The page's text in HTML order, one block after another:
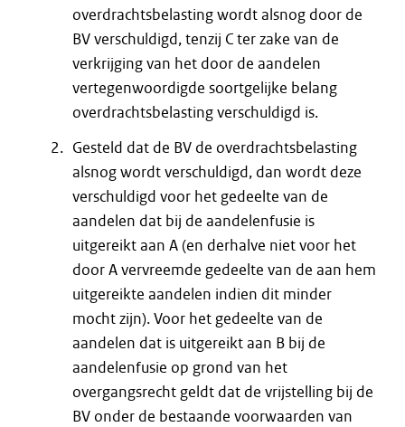
overdrachtsbelasting wordt alsnog door de
BV verschuldigd, tenzij C ter zake van de
verkrijging van het door de aandelen
vertegenwoordigde soortgelijke belang
overdrachtsbelasting verschuldigd is.
Gesteld dat de BV de overdrachtsbelasting
alsnog wordt verschuldigd, dan wordt deze
verschuldigd voor het gedeelte van de
aandelen dat bij de aandelenfusie is
uitgereikt aan A (en derhalve niet voor het
door A vervreemde gedeelte van de aan hem
uitgereikte aandelen indien dit minder
mocht zijn). Voor het gedeelte van de
aandelen dat is uitgereikt aan B bij de
aandelenfusie op grond van het
overgangsrecht geldt dat de vrijstelling bij de
BV onder de bestaande voorwaarden van